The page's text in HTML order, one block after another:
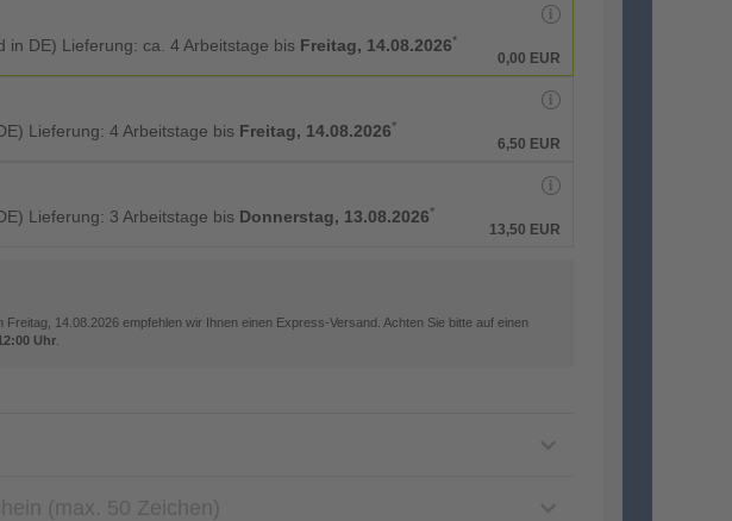
in DE) Lieferung: ca. 4 Arbeitstage bis Freitag, 14.08.2026*
0,00 EUR
Lieferung: 4 Arbeitstage bis Freitag, 14.08.2026*
6,50 EUR
Lieferung: 3 Arbeitstage bis Donnerstag, 13.08.2026*
13,50 EUR
Freitag, 14.08.2026 empfehlen wir Ihnen einen Express-Versand. Achten Sie bitte auf einen
Uhr